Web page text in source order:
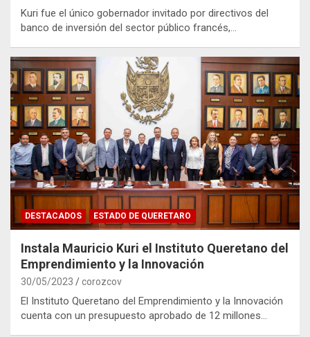
Kuri fue el único gobernador invitado por directivos del
banco de inversión del sector público francés,…
DESTACADOS ESTADO DE QUERETARO
Instala Mauricio Kuri el Instituto Queretano del
Emprendimiento y la Innovación
30/05/2023 corozcov
El Instituto Queretano del Emprendimiento y la Innovación
cuenta con un presupuesto aprobado de 12 millones…